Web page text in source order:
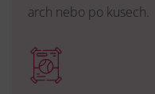
arch nebo po kusech.